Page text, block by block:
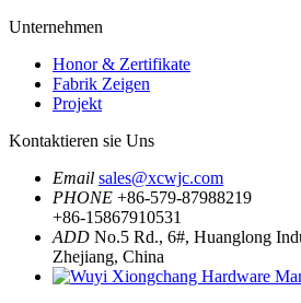
Unternehmen
Honor & Zertifikate
Fabrik Zeigen
Projekt
Kontaktieren sie Uns
Email sales@xcwjc.com
PHONE +86-579-87988219
+86-15867910531
ADD No.5 Rd., 6#, Huanglong
Zhejiang, China